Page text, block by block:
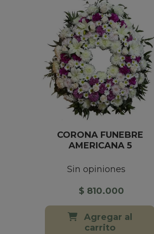
CORONA FUNEBRE
AMERICANA 5
Sin opiniones
$ 810.000
Agregar al
carrito